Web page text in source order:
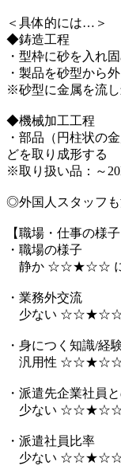
＜具体的には…＞
◆鋳造工程
・型枠に砂を入れ
・製品を砂型から
※砂型に金属を流
◆機械加工工程
・部品（円柱状の
どを取り成形する
※取り扱い品：～
◎外国人スタッフ
【職場・仕事の様子
・職場の様子
静か ☆☆★☆☆ に
・業務外交流
少ない ☆☆★☆☆
・身につく知識/経
汎用性 ☆☆★☆☆
・派遣先企業社員
少ない ☆☆★☆☆
・派遣社員比率
少ない ☆☆★☆☆